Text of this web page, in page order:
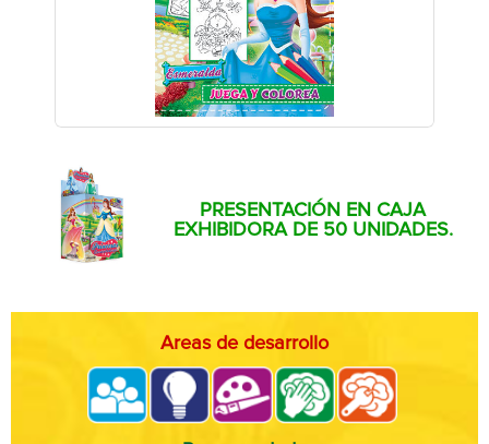
PRESENTACIÓN EN CAJA
EXHIBIDORA DE 50 UNIDADES.
Areas de desarrollo